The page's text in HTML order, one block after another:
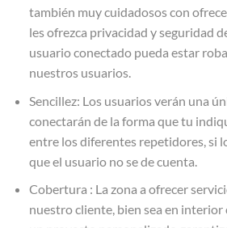
también muy cuidadosos con
les ofrezca privacidad y seguridad
usuario conectado pueda estar
nuestros usuarios.
Sencillez: Los usuarios verán una
conectarán de la forma que tu
entre los diferentes repetidores, si
que el usuario no se de cuenta.
Cobertura : La zona a ofrecer
nuestro cliente, bien sea en